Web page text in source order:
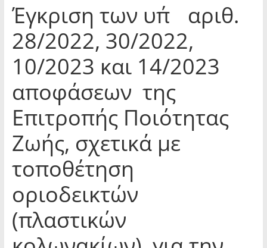
Έγκριση των υπ΄ αριθ.
28/2022, 30/2022,
10/2023 και 14/2023
αποφάσεων της
Επιτροπής Ποιότητας
Ζωής, σχετικά με
τοποθέτηση
οριοδεικτών
(πλαστικών